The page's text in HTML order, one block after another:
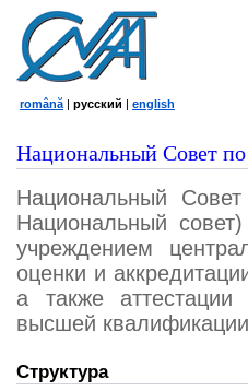
română | русский | english
Национальный Совет
Национальный
Национальный
учреждением
оценки и
а также аттестации
высшей
Структура